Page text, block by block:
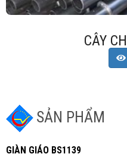
CÂY
SẢN PHẨM
GIÀN GIÁO BS1139